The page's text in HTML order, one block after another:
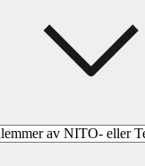
av NITO- eller